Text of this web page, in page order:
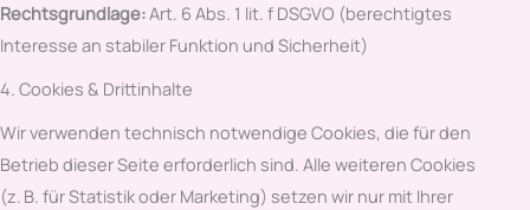
Rechtsgrundlage:Art. 6 Abs. 1 lit. f DSGVO (berechtigtes
Interesse an stabiler Funktion und Sicherheit)
4. Cookies & Drittinhalte
Wir verwenden technisch notwendige Cookies, die für den
Betrieb dieser Seite erforderlich sind. Alle weiteren Cookies
(z. B. für Statistik oder Marketing) setzen wir nur mit Ihrer